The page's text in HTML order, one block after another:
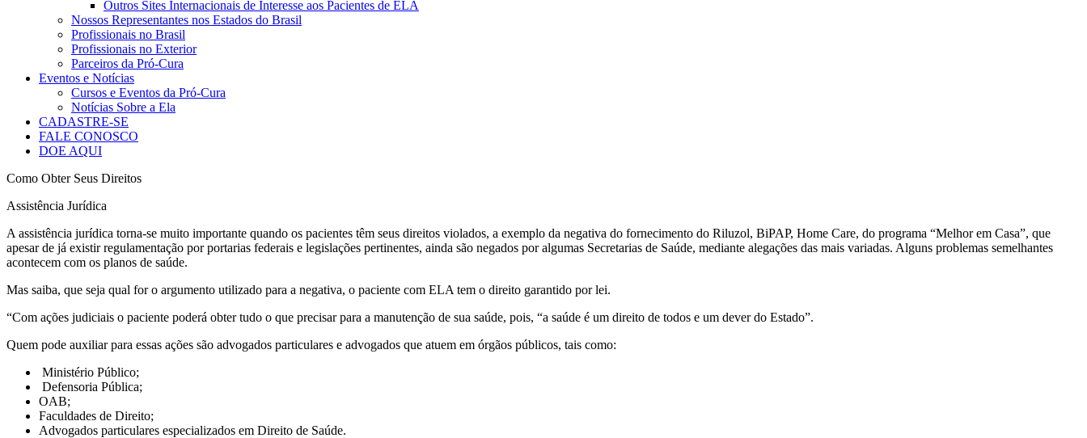
Outros Sites Internacionais de Interesse aos Pacientes de ELA
Nossos Representantes nos Estados do Brasil
Profissionais no Brasil
Profissionais no Exterior
Parceiros da Pró-Cura
Eventos e Notícias
Cursos e Eventos da Pró-Cura
Notícias Sobre a Ela
CADASTRE-SE
FALE CONOSCO
DOE AQUI
Como Obter Seus Direitos
Assistência Jurídica
A assistência jurídica torna-se muito importante quando os pacientes têm seus direitos violados, a exemplo da negativa do fornecimento do Riluzol, BiPAP, Home Care, do programa “Melhor em Casa”, que
apesar de já existir regulamentação por portarias federais e legislações pertinentes, ainda são negados por algumas Secretarias de Saúde, mediante alegações das mais variadas. Alguns problemas semelhantes
acontecem com os planos de saúde.
Mas saiba, que seja qual for o argumento utilizado para a negativa, o paciente com ELA tem o direito garantido por lei.
“Com ações judiciais o paciente poderá obter tudo o que precisar para a manutenção de sua saúde, pois, “a saúde é um direito de todos e um dever do Estado”.
Quem pode auxiliar para essas ações são advogados particulares e advogados que atuem em órgãos públicos, tais como:
Ministério Público;
Defensoria Pública;
OAB;
Faculdades de Direito;
Advogados particulares especializados em Direito de Saúde.